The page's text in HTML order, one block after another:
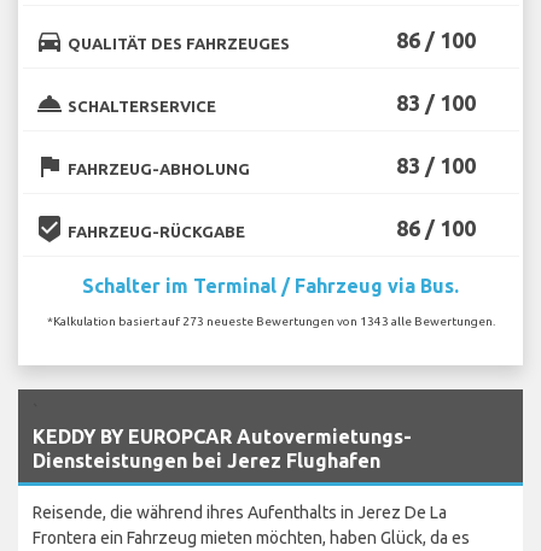
directions_car QUALITÄT DES FAHRZEUGES 86 / 100
room_service SCHALTERSERVICE 83 / 100
flag FAHRZEUG-ABHOLUNG 83 / 100
beenhere FAHRZEUG-RÜCKGABE 86 / 100
Schalter im Terminal / Fahrzeug via Bus.
*Kalkulation basiert auf 273 neueste Bewertungen von 1343 alle Bewertungen.
KEDDY BY EUROPCAR Autovermietungs-
Diensteistungen bei Jerez Flughafen
Reisende, die während ihres Aufenthalts in Jerez De La
Frontera ein Fahrzeug mieten möchten, haben Glück, da es